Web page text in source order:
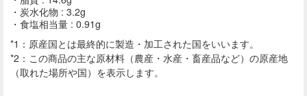
炭水化物 : 3.2g
食塩相当量 : 0.91g
*1：原産国とは最終的に製造・加工された国をいいます。
*2：この商品の主な原材料（農産・水産・畜産品など）の原産地
（取れた場所や国）を表示します。